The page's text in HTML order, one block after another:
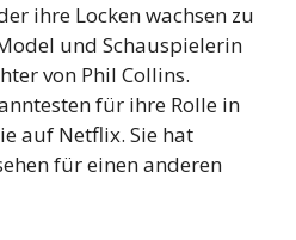
ihre Locken wachsen zu
und Schauspielerin
von Phil Collins.
für ihre Rolle in
auf Netflix. Sie hat
für einen anderen